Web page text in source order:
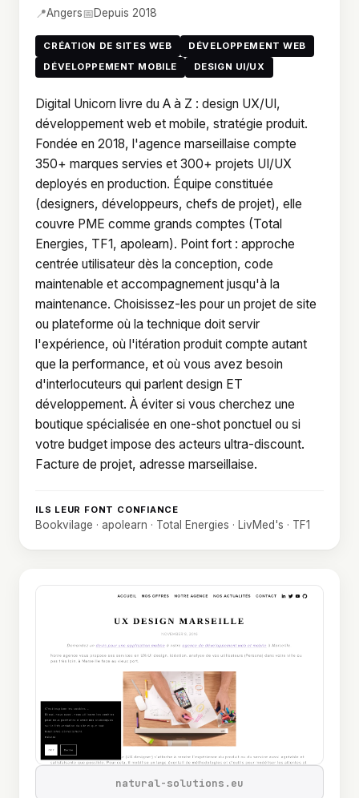
📍Angers📅Depuis 2018
CRÉATION DE SITES WEB
DÉVELOPPEMENT WEB
DÉVELOPPEMENT MOBILE
DESIGN UI/UX
Digital Unicorn livre du A à Z : design UX/UI,
développement web et mobile, stratégie produit.
Fondée en 2018, l'agence marseillaise compte
350+ marques servies et 300+ projets UI/UX
deployés en production. Équipe constituée
(designers, développeurs, chefs de projet), elle
couvre PME comme grands comptes (Total
Energies, TF1, apolearn). Point fort : approche
centrée utilisateur dès la conception, code
maintenable et accompagnement jusqu'à la
maintenance. Choisissez-les pour un projet de site
ou plateforme où la technique doit servir
l'expérience, où l'itération produit compte autant
que la performance, et où vous avez besoin
d'interlocuteurs qui parlent design ET
développement. À éviter si vous cherchez une
boutique spécialisée en one-shot ponctuel ou si
votre budget impose des acteurs ultra-discount.
Facture de projet, adresse marseillaise.
ILS LEUR FONT CONFIANCE
Bookvilage · apolearn · Total Energies · LivMed's · TF1
natural-solutions.eu